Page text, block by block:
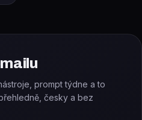
prompt týdne a to
česky a bez